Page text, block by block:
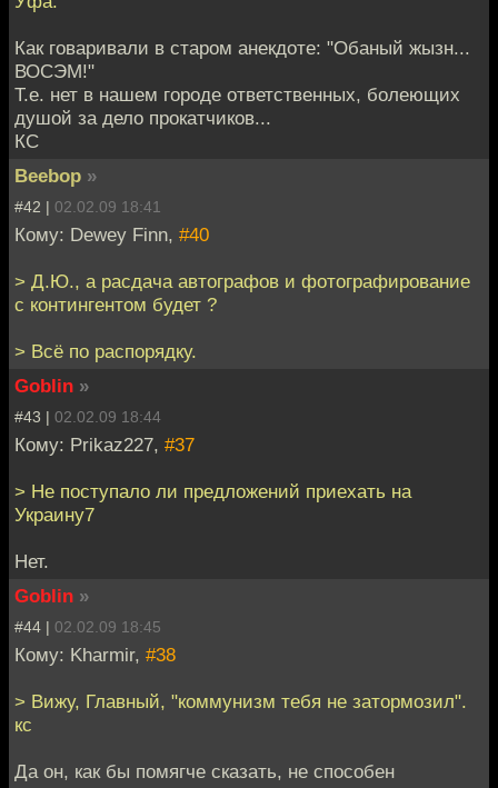
Как говаривали в старом анекдоте: "Обаный жызн...
ВОСЭМ!"
Т.е. нет в нашем городе ответственных, болеющих
душой за дело прокатчиков...
КС
Beebop »
#42 | 02.02.09 18:41
Кому: Dewey Finn, #40
> Д.Ю., а расдача автографов и фотографирование
с контингентом будет ?
> Всё по распорядку.
Goblin »
#43 | 02.02.09 18:44
Кому: Prikaz227, #37
> Не поступало ли предложений приехать на
Украину7
Нет.
Goblin »
#44 | 02.02.09 18:45
Кому: Kharmir, #38
> Вижу, Главный, "коммунизм тебя не затормозил".
кс
Да он, как бы помягче сказать, не способен